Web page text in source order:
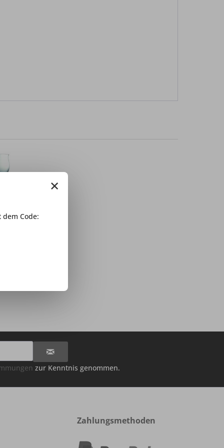
zur Kenntnis genommen.
Zahlungsmethoden
×
Code: